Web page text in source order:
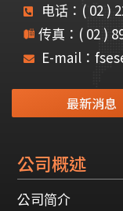
电话：( 02 )
传真：( 02 )
E-mail：
最新消息
公司概述
公司简介